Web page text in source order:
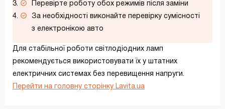
Перевірте роботу обох режимів після заміни
За необхідності виконайте перевірку сумісності
з електронікою авто
Для стабільної роботи світлодіодних ламп
рекомендується використовувати їх у штатних
електричних системах без перевищення напруги.
Перейти на головну сторінку Lavita.ua